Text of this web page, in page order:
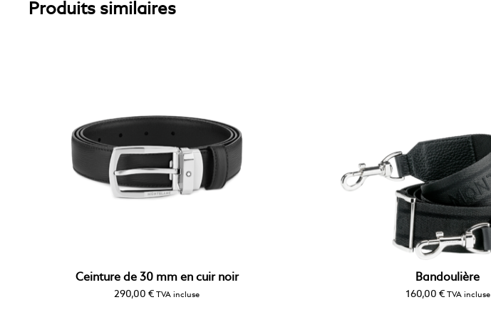
Produits similaires
Ceinture de 30 mm en cuir noir
290,00 € TVA incluse
Bandoulière
160,00 € TVA incluse